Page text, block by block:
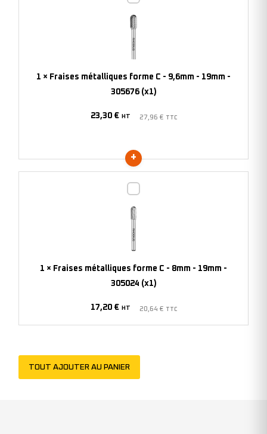
forme
-
1 × Fraises métalliques forme C - 9,6mm - 19mm -
305676 (x1)
23,30 € HT 27,96 € TTC
forme
-
1 × Fraises métalliques forme C - 8mm - 19mm -
305024 (x1)
17,20 € HT 20,64 € TTC
TOUT AJOUTER AU PANIER